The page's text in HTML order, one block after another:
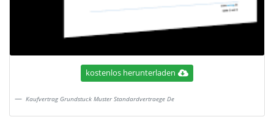
kostenlos herunterladen
Kaufvertrag Grundstuck Muster Standardvertraege De